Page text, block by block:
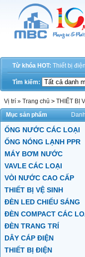
Từ khóa HOT: Thiết bị điện
Tìm kiếm:
Vị trí » Trang chủ > THIẾT BỊ
Mục sản phẩm
ỐNG NƯỚC CÁC LOẠI
ỐNG NÓNG LẠNH PPR
MÁY BƠM NƯỚC
VAVLE CÁC LOẠI
VÒI NƯỚC CAO CẤP
THIẾT BỊ VỆ SINH
ĐÈN LED CHIẾU SÁNG
ĐÈN COMPACT CÁC
ĐÈN TRANG TRÍ
DÂY CÁP ĐIỆN
THIẾT BỊ ĐIỆN